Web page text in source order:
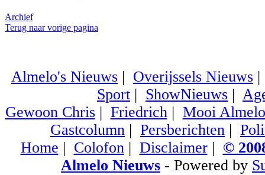
Archief
Terug naar vorige pagina
Almelo's Nieuws | Overijssels Nieuws
Sport | ShowNieuws |
Gewoon Chris| Friedrich| Mooi Almelo
Gastcolumn | Persberichten |
Home | Colofon| Disclaimer| ©
Almelo Nieuws - Powered by